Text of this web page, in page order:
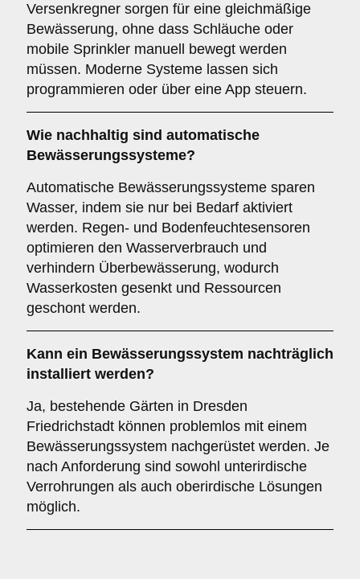
Versenkregner sorgen für eine gleichmäßige
Bewässerung, ohne dass Schläuche oder
mobile Sprinkler manuell bewegt werden
müssen. Moderne Systeme lassen sich
programmieren oder über eine App steuern.
Wie nachhaltig sind automatische
Bewässerungssysteme?
Automatische Bewässerungssysteme sparen
Wasser, indem sie nur bei Bedarf aktiviert
werden. Regen- und Bodenfeuchtesensoren
optimieren den Wasserverbrauch und
verhindern Überbewässerung, wodurch
Wasserkosten gesenkt und Ressourcen
geschont werden.
Kann ein Bewässerungssystem nachträglich
installiert werden?
Ja, bestehende Gärten in Dresden
Friedrichstadt können problemlos mit einem
Bewässerungssystem nachgerüstet werden. Je
nach Anforderung sind sowohl unterirdische
Verrohrungen als auch oberirdische Lösungen
möglich.